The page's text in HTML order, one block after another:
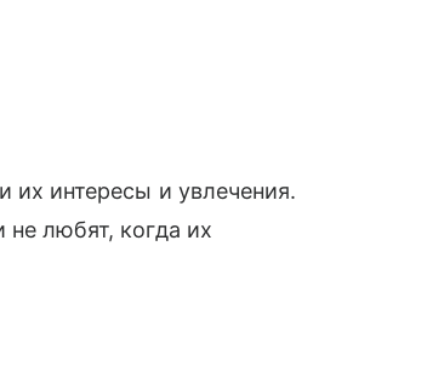
интересы и увлечения.
любят, когда их